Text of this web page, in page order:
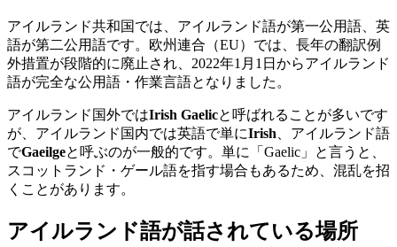
アイルランド共和国では、アイルランド語が第一公用語、英
語が第二公用語です。欧州連合（EU）では、長年の翻訳例
外措置が段階的に廃止され、2022年1月1日からアイルランド
語が完全な公用語・作業言語となりました。
アイルランド国外ではIrish Gaelicと呼ばれることが多いです
が、アイルランド国内では英語で単にIrish 、アイルランド語
でGaeilgeと呼ぶのが一般的です。単に「Gaelic」と言うと、
スコットランド・ゲール語を指す場合もあるため、混乱を招
くことがあります。
アイルランド語が話されている場所